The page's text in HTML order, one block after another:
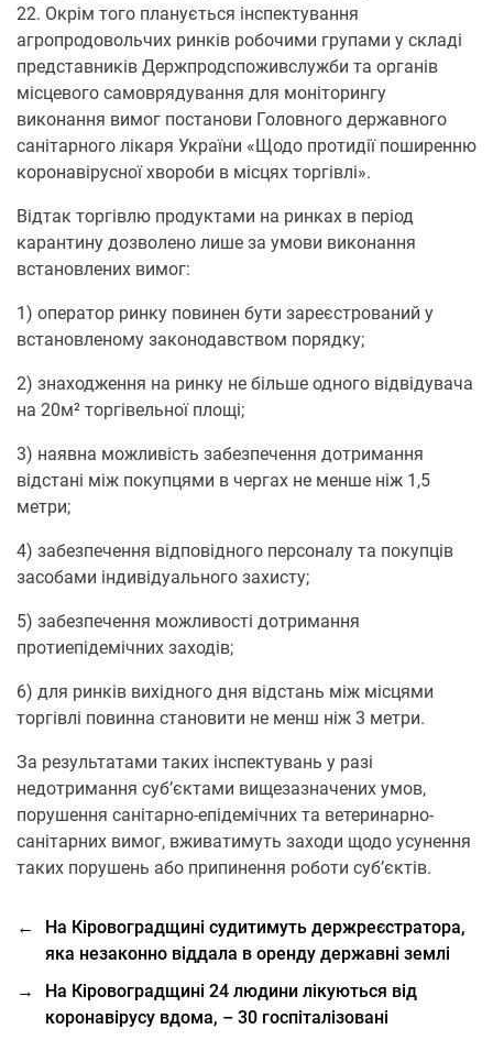
22. Окрім того планується інспектування
агропродовольчих ринків робочими групами у складі
представників Держпродспоживслужби та органів
місцевого самоврядування для моніторингу
виконання вимог постанови Головного державного
санітарного лікаря України «Щодо протидії поширенню
коронавірусної хвороби в місцях торгівлі».
Відтак торгівлю продуктами на ринках в період
карантину дозволено лише за умови виконання
встановлених вимог:
1) оператор ринку повинен бути зареєстрований у
встановленому законодавством порядку;
2) знаходження на ринку не більше одного відвідувача
на 20м² торгівельної площі;
3) наявна можливість забезпечення дотримання
відстані між покупцями в чергах не менше ніж 1,5
метри;
4) забезпечення відповідного персоналу та покупців
засобами індивідуального захисту;
5) забезпечення можливості дотримання
протиепідемічних заходів;
6) для ринків вихідного дня відстань між місцями
торгівлі повинна становити не менш ніж 3 метри.
За результатами таких інспектувань у разі
недотримання суб’єктами вищезазначених умов,
порушення санітарно-епідемічних та ветеринарно-
санітарних вимог, вживатимуть заходи щодо усунення
таких порушень або припинення роботи суб’єктів.
←
На Кіровоградщині судитимуть держреєстратора,
яка незаконно віддала в оренду державні землі
→
На Кіровоградщині 24 людини лікуються від
коронавірусу вдома, – 30 госпіталізовані